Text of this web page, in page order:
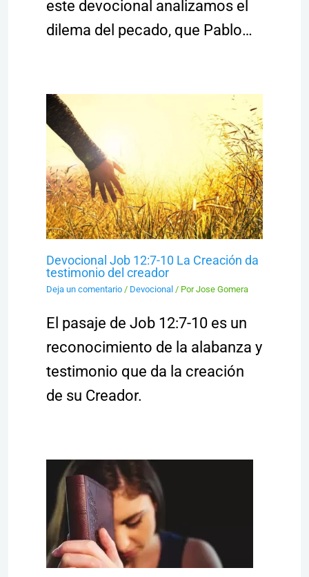
este devocional analizamos el
dilema del pecado, que Pablo…
Devocional Job 12:7-10 La Creación da
testimonio del creador
Deja un comentario / Devocional / PorJose Gomera
El pasaje de Job 12:7-10 es un
reconocimiento de la alabanza y
testimonio que da la creación
de su Creador.